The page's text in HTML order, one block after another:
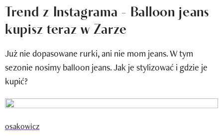
Newsy
Wizaz Summer Influ School
Trend z Instagrama - Balloon jeans
kupisz teraz w Zarze
Już nie dopasowane rurki, ani nie mom jeans. W tym
sezonie nosimy balloon jeans. Jak je stylizować i gdzie je
kupić?
osakowicz